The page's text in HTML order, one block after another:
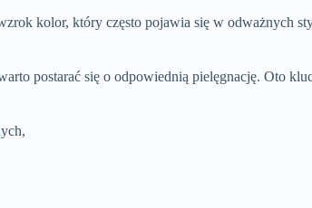
kolor, który często pojawia się w odważnych
postarać się o odpowiednią pielęgnację. Oto